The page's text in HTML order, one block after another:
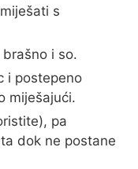
s
i so.
i postepeno
miješajući.
pa
dok ne postane